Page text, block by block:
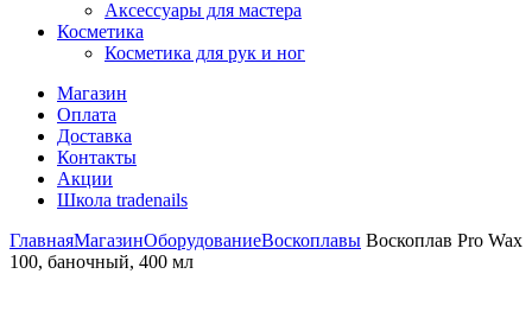
Аксессуары для мастера
Косметика
Косметика для рук и ног
Магазин
Оплата
Доставка
Контакты
Акции
Школа tradenails
ГлавнаяМагазинОборудованиеВоскоплавы Воскоплав Pro Wax
100, баночный, 400 мл